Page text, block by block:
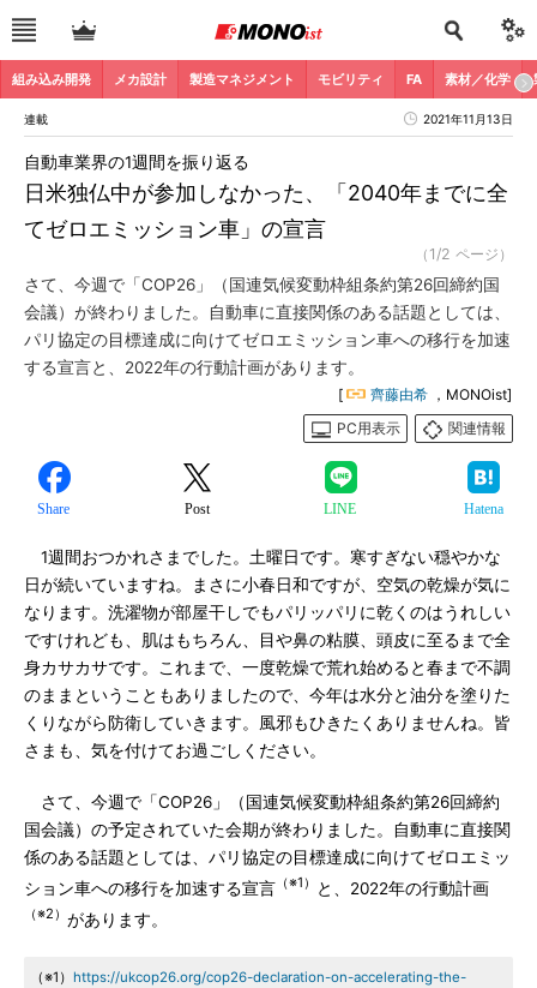
組み込み開発 メカ設計 製造マネジメント モビリティ FA 素材／化学
連載 2021年11月13日
日米独仏中が参加しなかった、「2040年までに全
てゼロエミッション車」の宣言
自動車業界の1週間を振り返る
（1/2 ページ）
さて、今週で「COP26」（国連気候変動枠組条約第26回締約国
会議）が終わりました。自動車に直接関係のある話題としては、
パリ協定の目標達成に向けてゼロエミッション車への移行を加速
する宣言と、2022年の行動計画があります。
[ 齊藤由希 ，MONOist]
PC用表示
関連情報
Share Post LINE Hatena
1週間おつかれさまでした。土曜日です。寒すぎない穏やかな
日が続いていますね。まさに小春日和ですが、空気の乾燥が気に
なります。洗濯物が部屋干しでもパリッパリに乾くのはうれしい
ですけれども、肌はもちろん、目や鼻の粘膜、頭皮に至るまで全
身カサカサです。これまで、一度乾燥で荒れ始めると春まで不調
のままということもありましたので、今年は水分と油分を塗りた
くりながら防衛していきます。風邪もひきたくありませんね。皆
さまも、気を付けてお過ごしください。
さて、今週で「COP26」（国連気候変動枠組条約第26回締約
国会議）の予定されていた会期が終わりました。自動車に直接関
係のある話題としては、パリ協定の目標達成に向けてゼロエミッ
ション車への移行を加速する宣言 （※1） と、2022年の行動計画
（※2） があります。
（※1） https://ukcop26.org/cop26-declaration-on-accelerating-the-